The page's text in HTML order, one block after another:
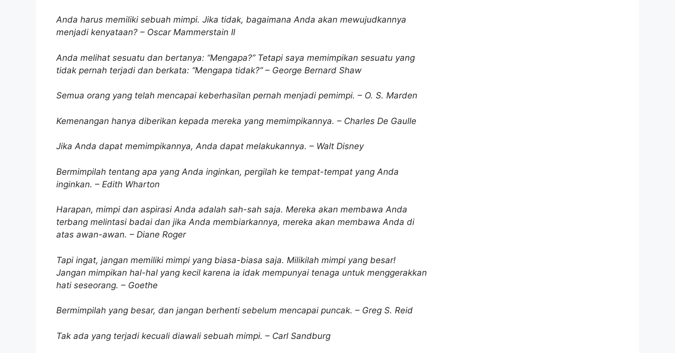
Anda harus memiliki sebuah mimpi. Jika tidak, bagaimana Anda akan mewujudkannya
menjadi kenyataan? – Oscar Mammerstain II
Anda melihat sesuatu dan bertanya: “Mengapa?” Tetapi saya memimpikan sesuatu yang
tidak pernah terjadi dan berkata: “Mengapa tidak?” – George Bernard Shaw
Semua orang yang telah mencapai keberhasilan pernah menjadi pemimpi. – O. S. Marden
Kemenangan hanya diberikan kepada mereka yang memimpikannya. – Charles De Gaulle
Jika Anda dapat memimpikannya, Anda dapat melakukannya. – Walt Disney
Bermimpilah tentang apa yang Anda inginkan, pergilah ke tempat-tempat yang Anda
inginkan. – Edith Wharton
Harapan, mimpi dan aspirasi Anda adalah sah-sah saja. Mereka akan membawa Anda
terbang melintasi badai dan jika Anda membiarkannya, mereka akan membawa Anda di
atas awan-awan. – Diane Roger
Tapi ingat, jangan memiliki mimpi yang biasa-biasa saja. Milikilah mimpi yang besar!
Jangan mimpikan hal-hal yang kecil karena ia idak mempunyai tenaga untuk menggerakkan
hati seseorang. – Goethe
Bermimpilah yang besar, dan jangan berhenti sebelum mencapai puncak. – Greg S. Reid
Tak ada yang terjadi kecuali diawali sebuah mimpi. – Carl Sandburg